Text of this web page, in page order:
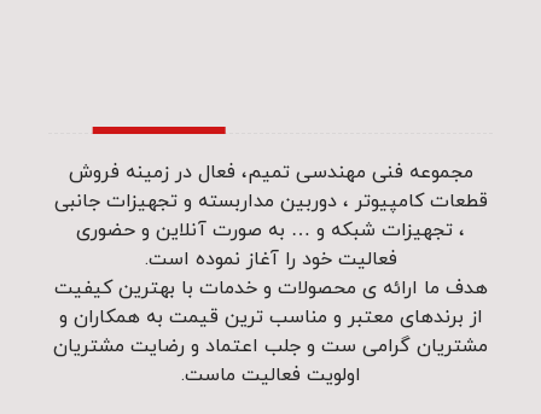
مجموعه فنی مهندسی تمیم، فعال در زمینه فروش
قطعات کامپیوتر ، دوربین مداربسته و تجهیزات جانبی
، تجهیزات شبکه و … به صورت آنلاین و حضوری
فعالیت خود را آغاز نموده است.
هدف ما ارائه ی محصولات و خدمات با بهترین کیفیت
از برندهای معتبر و مناسب ترین قیمت به همکاران و
مشتریان گرامی ست و جلب اعتماد و رضایت مشتریان
اولویت فعالیت ماست.